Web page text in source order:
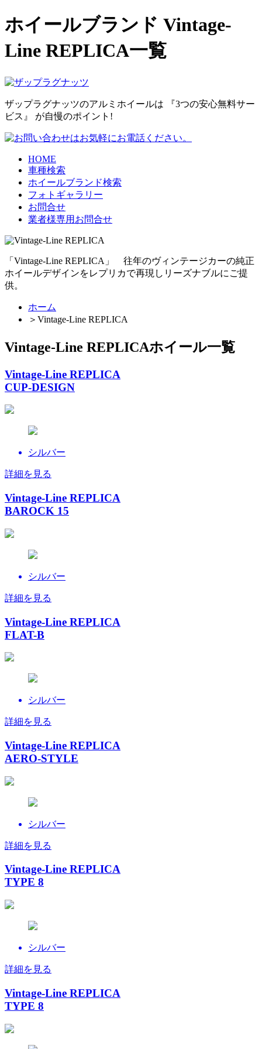
ホイールブランド Vintage-
Line REPLICA一覧
ザップラグナッツのアルミホイールは
『3つの安心無料サー
ビス』 が自慢のポイント!
HOME
車種検索
ホイールブランド検索
フォトギャラリー
お問合せ
業者様専用お問合せ
「Vintage-Line REPLICA」 往年のヴィンテージカーの純正
ホイールデザインをレプリカで再現しリーズナブルにご提
供。
ホーム
＞ Vintage-Line REPLICA
Vintage-Line REPLICAホイール一覧
Vintage-Line REPLICA
CUP-DESIGN
シルバー
詳細を見る
Vintage-Line REPLICA
BAROCK 15
シルバー
詳細を見る
Vintage-Line REPLICA
FLAT-B
シルバー
詳細を見る
Vintage-Line REPLICA
AERO-STYLE
シルバー
詳細を見る
Vintage-Line REPLICA
TYPE 8
シルバー
詳細を見る
Vintage-Line REPLICA
TYPE 8